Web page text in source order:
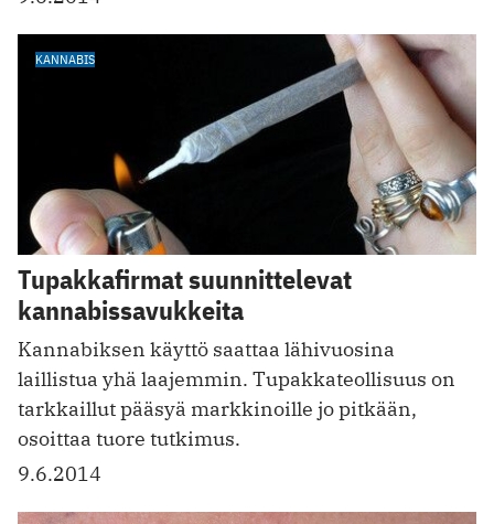
KANNABIS
Tupakkafirmat suunnittelevat
kannabissavukkeita
Kannabiksen käyttö saattaa lähivuosina
laillistua yhä laajemmin. Tupakkateollisuus on
tarkkaillut pääsyä markkinoille jo pitkään,
osoittaa tuore tutkimus.
9.6.2014